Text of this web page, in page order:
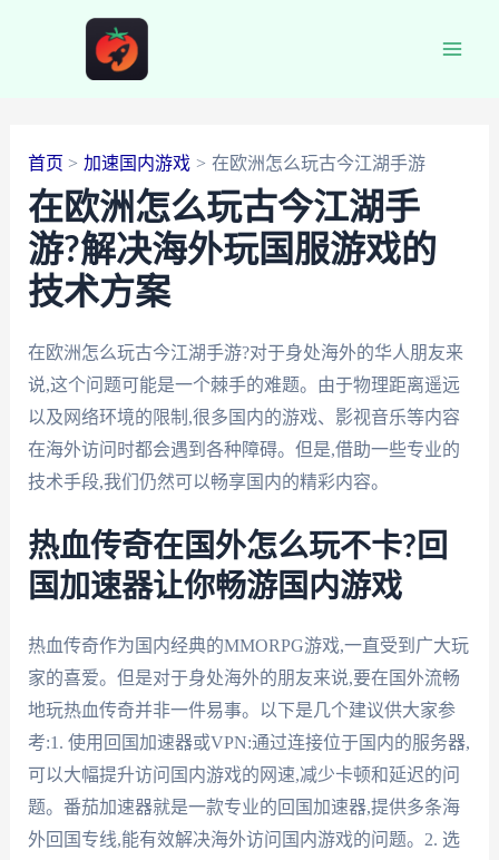
首页 加速国内游戏 在欧洲怎么玩古今江湖手游
在欧洲怎么玩古今江湖手
游?解决海外玩国服游戏的
技术方案
在欧洲怎么玩古今江湖手游?对于身处海外的华人朋友来
说,这个问题可能是一个棘手的难题。由于物理距离遥远
以及网络环境的限制,很多国内的游戏、影视音乐等内容
在海外访问时都会遇到各种障碍。但是,借助一些专业的
技术手段,我们仍然可以畅享国内的精彩内容。
热血传奇在国外怎么玩不卡?回
国加速器让你畅游国内游戏
热血传奇作为国内经典的MMORPG游戏,一直受到广大玩
家的喜爱。但是对于身处海外的朋友来说,要在国外流畅
地玩热血传奇并非一件易事。以下是几个建议供大家参
考:1. 使用回国加速器或VPN:通过连接位于国内的服务器,
可以大幅提升访问国内游戏的网速,减少卡顿和延迟的问
题。番茄加速器就是一款专业的回国加速器,提供多条海
外回国专线,能有效解决海外访问国内游戏的问题。2. 选